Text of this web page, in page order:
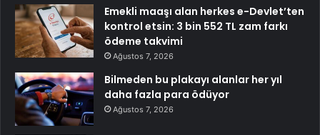
Emekli maaşı alan herkes e-Devlet’ten
kontrol etsin: 3 bin 552 TL zam farkı
ödeme takvimi
Ağustos 7, 2026
Bilmeden bu plakayı alanlar her yıl
daha fazla para ödüyor
Ağustos 7, 2026